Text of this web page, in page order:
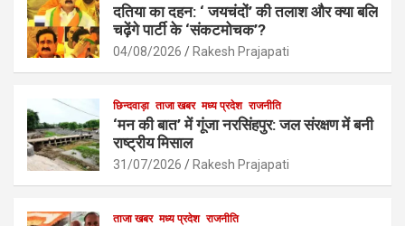
दतिया का दहन: ‘ जयचंदों’ की तलाश और क्या बलि
चढ़ेंगे पार्टी के ‘संकटमोचक’?
04/08/2026 Rakesh Prajapati
छिन्दवाड़ा ताजा खबर मध्य प्रदेश राजनीति
‘मन की बात’ में गूंजा नरसिंहपुर: जल संरक्षण में बनी
राष्ट्रीय मिसाल
31/07/2026 Rakesh Prajapati
ताजा खबर मध्य प्रदेश राजनीति